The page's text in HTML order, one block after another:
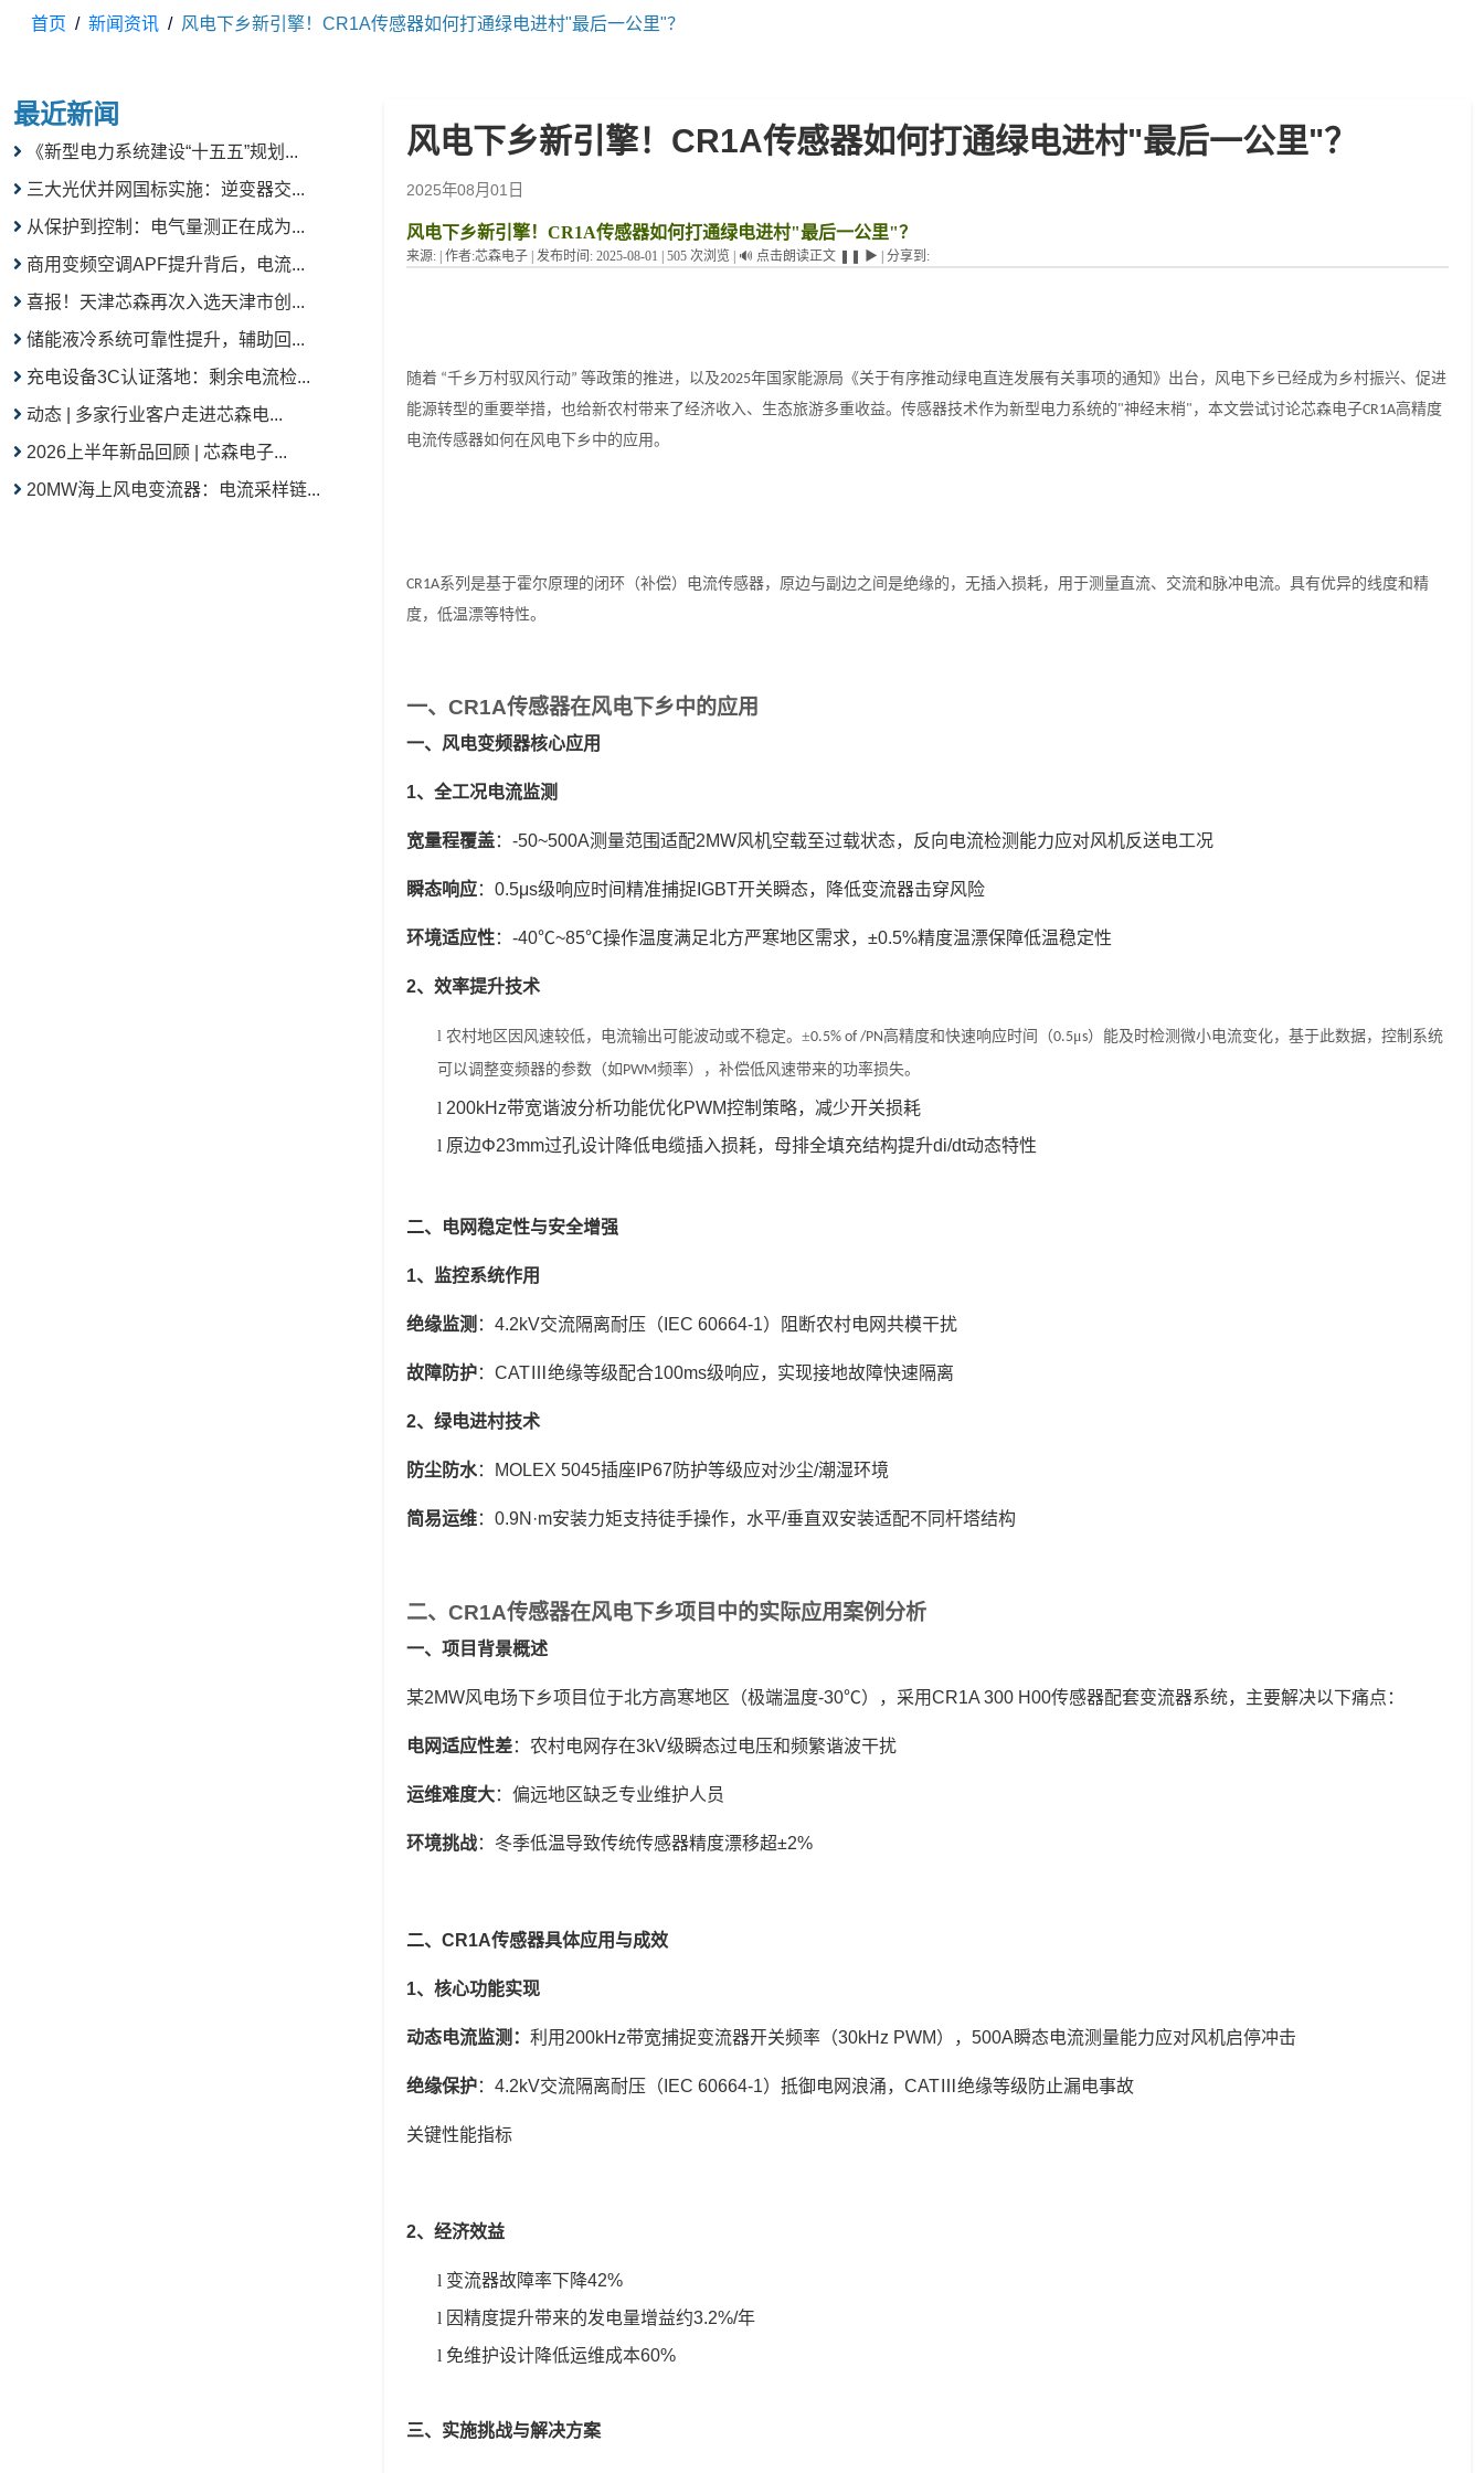
首页 新闻资讯 风电下乡新引擎！CR1A传感器如何打通绿电进村"最后一公里"？
最近新闻
《新型电力系统建设“十五五”规划...
三大光伏并网国标实施：逆变器交...
从保护到控制：电气量测正在成为...
商用变频空调APF提升背后，电流...
喜报！天津芯森再次入选天津市创...
储能液冷系统可靠性提升，辅助回...
充电设备3C认证落地：剩余电流检...
动态 | 多家行业客户走进芯森电...
2026上半年新品回顾 | 芯森电子...
20MW海上风电变流器：电流采样链...
风电下乡新引擎！CR1A传感器如何打通绿电进村"最后一公里"？
2025年08月01日
风电下乡新引擎！CR1A传感器如何打通绿电进村"最后一公里"？
来源: 作者:芯森电子 发布时间: 2025-08-01 505 次浏览 🔊 点击朗读正文 ▶ 分享到:
随着 “千乡万村驭风行动” 等政策的推进，以及2025年国家能源局《关于有序推动绿电直连发展有关事项的通知》出台，风电下乡已经成为乡村振兴、促进
能源转型的重要举措，也给新农村带来了经济收入、生态旅游多重收益。传感器技术作为新型电力系统的"神经末梢" ，本文尝试讨论芯森电子CR1A高精度
电流传感器如何在风电下乡中的应用。
CR1A系列是基于霍尔原理的闭环（补偿）电流传感器，原边与副边之间是绝缘的，无插入损耗，用于测量直流、交流和脉冲电流。具有优异的线度和精
度，低温漂等特性。
一、 CR1A传感器在风电下乡中的应用
一、 风电变频器核心应用
1、 ‌全工况电流监测‌
宽量程覆盖‌：-50~500A测量范围适配2MW风机空载至过载状态，反向电流检测能力应对风机反送电工况
瞬态响应‌： 0.5μs级响应时间精准捕捉IGBT开关瞬态，降低变流器击穿风险
环境适应性‌：-40℃~85℃操作温度满足北方严寒地区需求，±0.5%精度温漂保障低温稳定性
2、 效率提升技术
l 农村地区因风速较低，电流输出可能波动或不稳定。 ±0.5% of /PN高精度和快速响应时间（0.5μs）能及时检测微小电流变化，基于此数据，控制系统
可以调整变频器的参数（如 PWM频率），补偿低风速带来的功率损失。
l 200kHz带宽谐波分析功能优化PWM控制策略，减少开关损耗
l 原边Φ23mm过孔设计降低电缆插入损耗，母排全填充结构提升di/dt动态特性
二、 电网稳定性与安全增强
1、 监控系统作用
绝缘监测 ‌：4.2kV交流隔离耐压（IEC 60664-1）阻断农村电网共模干扰
故障防护‌：CATⅢ绝缘等级配合100ms级响应，实现接地故障快速隔离
2、 ‌绿电进村技术
防尘防水‌：MOLEX 5045插座IP67防护等级应对沙尘/潮湿环境
简易运维‌：0.9N·m安装力矩支持徒手操作，水平/垂直双安装适配不同杆塔结构
二、 CR1A传感器在风电下乡项目中的实际应用案例分析
一、项目背景概述
某2MW风电场下乡项目位于北方高寒地区（极端温度-30℃），采用CR1A 300 H00传感器配套变流器系统，主要解决以下痛点：
电网适应性差‌：农村电网存在3kV级瞬态过电压和频繁谐波干扰
运维难度大‌：偏远地区缺乏专业维护人员
环境挑战‌：冬季低温导致传统传感器精度漂移超±2%
二、 CR1A传感器具体应用与成效
1、 核心功能实现
动态电流监测 ‌： 利用 200kHz带宽捕捉变流器开关频率（30kHz PWM），500A瞬态电流测量能力应对风机启停冲击
绝缘保护‌：4.2kV交流隔离耐压（IEC 60664-1）抵御电网浪涌，CATⅢ绝缘等级防止漏电事故
关键性能指标
2、 经济效益
l 变流器故障率下降42%
l 因精度提升带来的发电量增益约3.2%/年
l 免维护设计降低运维成本60%
三、实施挑战与解决方案